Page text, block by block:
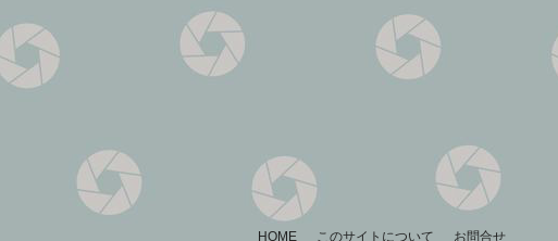
HOME このサイトについて お問合せ